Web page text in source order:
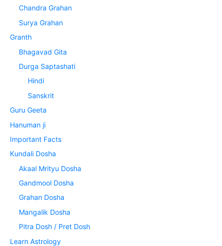
Chandra Grahan
Surya Grahan
Granth
Bhagavad Gita
Durga Saptashati
Hindi
Sanskrit
Guru Geeta
Hanuman ji
Important Facts
Kundali Dosha
Akaal Mrityu Dosha
Gandmool Dosha
Grahan Dosha
Mangalik Dosha
Pitra Dosh / Pret Dosh
Learn Astrology